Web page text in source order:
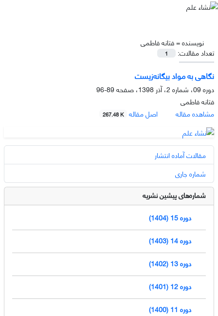
نویسنده =فتانه فاطمی
تعداد مقالات:
1
نگاهی به مواد بیگانه‌زیست
دوره 09، شماره 2، آذر 1398، صفحه
89-96
فتانه فاطمی
مشاهده مقاله
اصل مقاله 267.48 K
مقالات آماده انتشار
شماره جاری
شماره‌های پیشین نشریه
دوره 15 (1404)
دوره 14 (1403)
دوره 13 (1402)
دوره 12 (1401)
دوره 11 (1400)